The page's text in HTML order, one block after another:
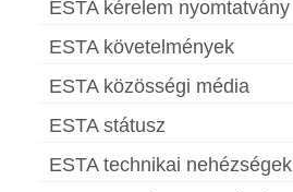
ESTA kérelem nyomtatvány
ESTA követelmények
ESTA közösségi média
ESTA státusz
ESTA technikai nehézségek